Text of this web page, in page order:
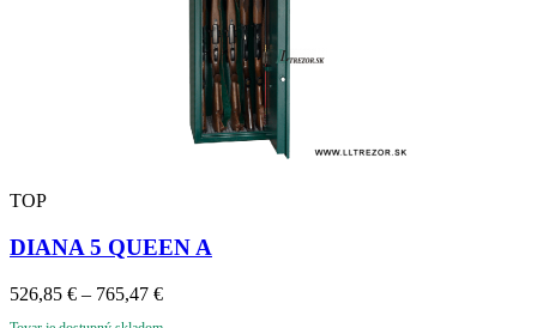
TOP
DIANA 5 QUEEN A
526,85 € – 765,47 €Price